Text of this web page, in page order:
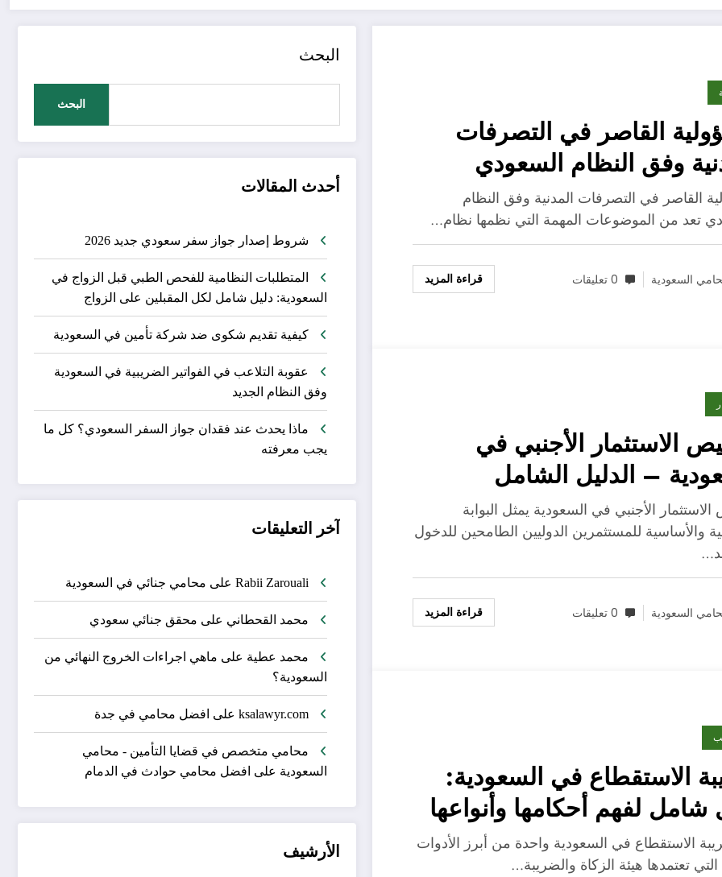
القاصر في التصرفات
وفق النظام السعودي
القاصر في التصرفات المدنية وفق النظام
تعد من الموضوعات المهمة التي نظمها نظام…
السعودية 0 تعليقات قراءة المزيد
الاستثمار الأجنبي في
– الدليل الشامل
والإجراءات في ضوء رؤية
الأجنبي في السعودية يمثل البوابة
والأساسية للمستثمرين الدوليين الطامحين للدخول
السعودية 0 تعليقات قراءة المزيد
الاستقطاع في السعودية:
شامل لفهم أحكامها وأنواعها
حسابها الإلكتروني
الاستقطاع في السعودية واحدة من أبرز الأدوات
التي تعتمدها هيئة الزكاة والضريبة…
البحث
البحث
أحدث المقالات
شروط إصدار جواز سفر سعودي جديد 2026
المتطلبات النظامية للفحص الطبي قبل الزواج في
السعودية: دليل شامل لكل المقبلين على الزواج
كيفية تقديم شكوى ضد شركة تأمين في السعودية
عقوبة التلاعب في الفواتير الضريبية في السعودية
وفق النظام الجديد
ماذا يحدث عند فقدان جواز السفر السعودي؟ كل ما
يجب معرفته
آخر التعليقات
Rabii Zarouali على محامي جنائي في السعودية
محمد القحطاني على محقق جنائي سعودي
محمد عطية على ماهي اجراءات الخروج النهائي من
السعودية؟
ksalawyr.com على افضل محامي في جدة
محامي متخصص في قضايا التأمين - محامي
السعودية على افضل محامي حوادث في الدمام
الأرشيف